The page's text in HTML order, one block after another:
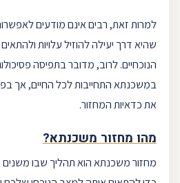
למרות זאת, רבים אינם מודעים
שהיא דרך יעילה להוזיל עלויות
הנוכחיים. לרוב, מדובר בתפיסה
במשכנתא התחייבות לכל החיים, אך
את כדאיות המחזור.
מהו מחזור משכנתא?
מחזור משכנתאהוא תהליך שבו